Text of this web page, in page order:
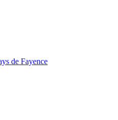
de Fayence